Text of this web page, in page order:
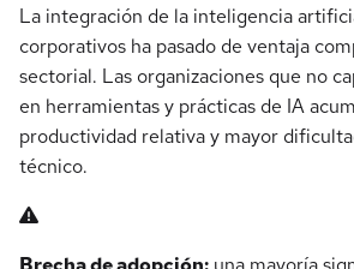
La integración de la inteligencia
corporativos ha pasado de ventaja
sectorial. Las organizaciones que no
en herramientas y prácticas de IA
productividad relativa y mayor
técnico.